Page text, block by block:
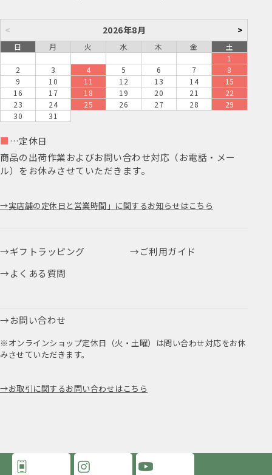
< 2026年8月 >
日 月 火 水 木 金
土
1
2
3 4 5 6 7
8
9
10 11 12 13 14
15
16
17 18 19 20 21
22
23
24 25 26 27 28
29
30
31
■ …定休日
商品の出荷作業およびお問い合わせ対応（お電話・メー
ル）をお休みさせていただきます。
実店舗の定休日と営業時間」に関するお知らせはこちら
ギフトラッピング
ご利用ガイド
よくある質問
お問い合わせ
※オンラインショップ定休日（火・土曜）は問い合わせ対応をお休
みさせていただきます。
お取引に関するお問い合わせはこちら